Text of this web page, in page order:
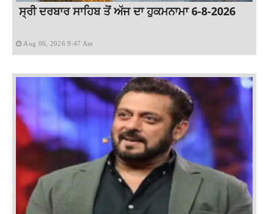
ਸ੍ਰੀ ਦਰਬਾਰ ਸਾਹਿਬ ਤੋਂ ਅੱਜ ਦਾ ਹੁਕਮਨਾਮਾ 6-8-2026
Aug 06, 2026 9:47 Am